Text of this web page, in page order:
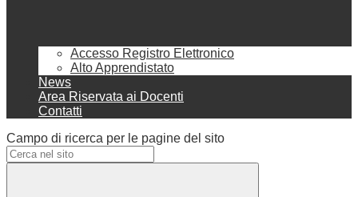
Accesso Registro Elettronico
Alto Apprendistato
News
Area Riservata ai Docenti
Contatti
Campo di ricerca per le pagine del sito